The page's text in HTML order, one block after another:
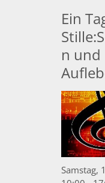
Ein
n und
Samstag,